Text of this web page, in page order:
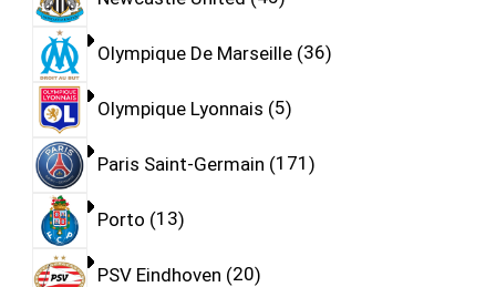
Olympique De Marseille 36
Olympique Lyonnais 5
Paris Saint-Germain 171
Porto 13
PSV Eindhoven 20